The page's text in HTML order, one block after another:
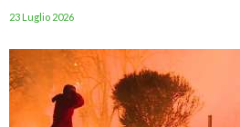
23 Luglio 2026